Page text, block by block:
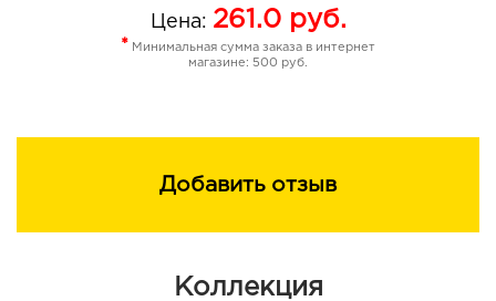
Цена: 261.0руб.
* Минимальная сумма заказа в интернет
магазине: 500 руб.
Добавить отзыв
Коллекция